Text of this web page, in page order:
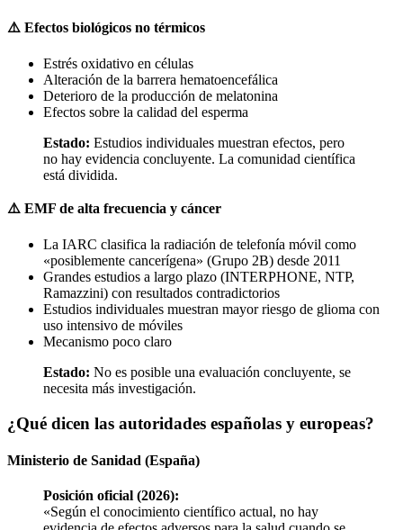
⚠️ Efectos biológicos no térmicos
Estrés oxidativo en células
Alteración de la barrera hematoencefálica
Deterioro de la producción de melatonina
Efectos sobre la calidad del esperma
Estado: Estudios individuales muestran efectos, pero
no hay evidencia concluyente. La comunidad científica
está dividida.
⚠️ EMF de alta frecuencia y cáncer
La IARC clasifica la radiación de telefonía móvil como
«posiblemente cancerígena» (Grupo 2B) desde 2011
Grandes estudios a largo plazo (INTERPHONE, NTP,
Ramazzini) con resultados contradictorios
Estudios individuales muestran mayor riesgo de glioma con
uso intensivo de móviles
Mecanismo poco claro
Estado: No es posible una evaluación concluyente, se
necesita más investigación.
¿Qué dicen las autoridades españolas y europeas?
Ministerio de Sanidad (España)
Posición oficial (2026):
«Según el conocimiento científico actual, no hay